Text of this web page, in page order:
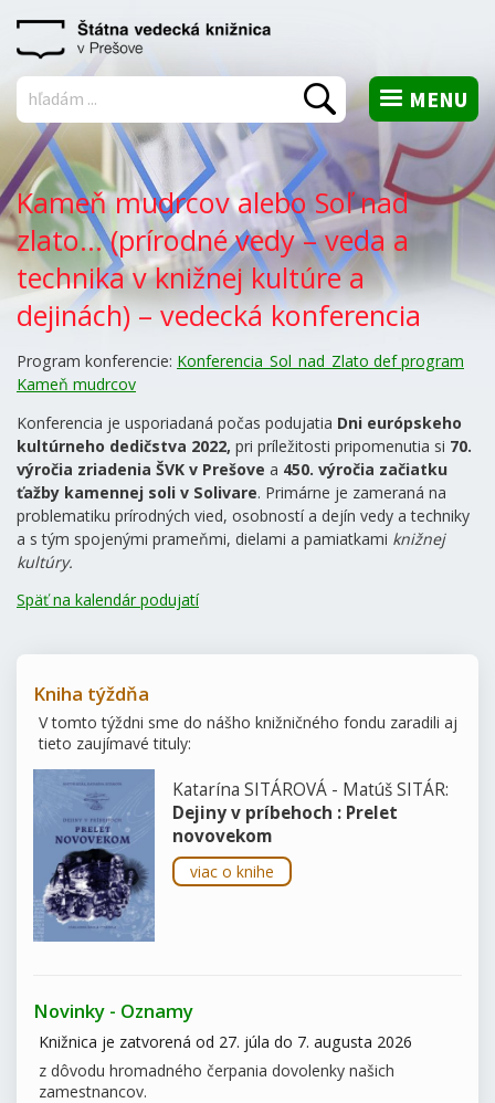
MENU
Vyhľadať
Kameň mudrcov alebo Soľ nad
zlato... (prírodné vedy – veda a
technika v knižnej kultúre a
dejinách) – vedecká konferencia
Program konferencie: Konferencia_Sol_nad_Zlato def program
Kameň mudrcov
Konferencia je usporiadaná počas podujatia Dni európskeho
kultúrneho dedičstva 2022, pri príležitosti pripomenutia si 70.
výročia zriadenia ŠVK v Prešove a 450. výročia začiatku
ťažby kamennej soli v Solivare. Primárne je zameraná na
problematiku prírodných vied, osobností a dejín vedy a techniky
a s tým spojenými prameňmi, dielami a pamiatkami knižnej
kultúry.
Späť na kalendár podujatí
Kniha týždňa
V tomto týždni sme do nášho knižničného fondu zaradili aj
tieto zaujímavé tituly:
Katarína SITÁROVÁ - Matúš SITÁR:
Dejiny v príbehoch : Prelet
novovekom
viac o knihe
Novinky - Oznamy
Knižnica je zatvorená od 27. júla do 7. augusta 2026
z dôvodu hromadného čerpania dovolenky našich
zamestnancov.